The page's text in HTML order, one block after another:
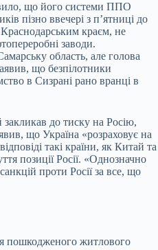
що його системи ППО
пізно ввечері з п’ятниці до
краєм, не
заводи.
область, але голова
що безпілотники
в Сизрані рано вранці в
до тиску на Росію,
що Україна «розраховує на
такі країни, як Китай та
позиції Росії. «Однозначно
проти Росії за все, що
пошкодженого житлового